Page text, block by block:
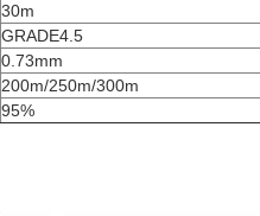
30m
GRADE4.5
0.73mm
200m/250m/300m
95%